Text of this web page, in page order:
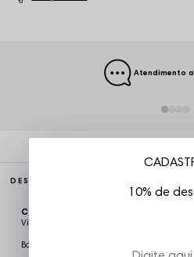
Atendimento
DESCRIÇÃO COMPLETA
Código identificador (SKU):
Vizu07
Bolsa Térmica/Cooler Fire Around The City
10% de